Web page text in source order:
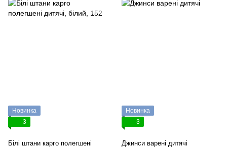
Новинка
3
Білі штани карго полегшені
Новинка
3
Джинси варені дитячі